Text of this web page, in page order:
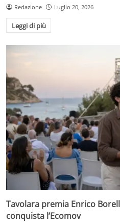
Redazione Luglio 20, 2026
Leggi di più
Tavolara premia Enrico
conquista l’Ecomov